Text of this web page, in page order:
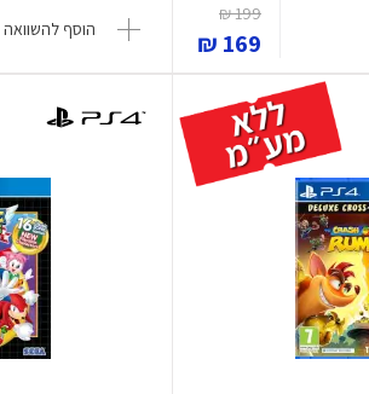
199 ₪
169 ₪ הוסף להשוואה